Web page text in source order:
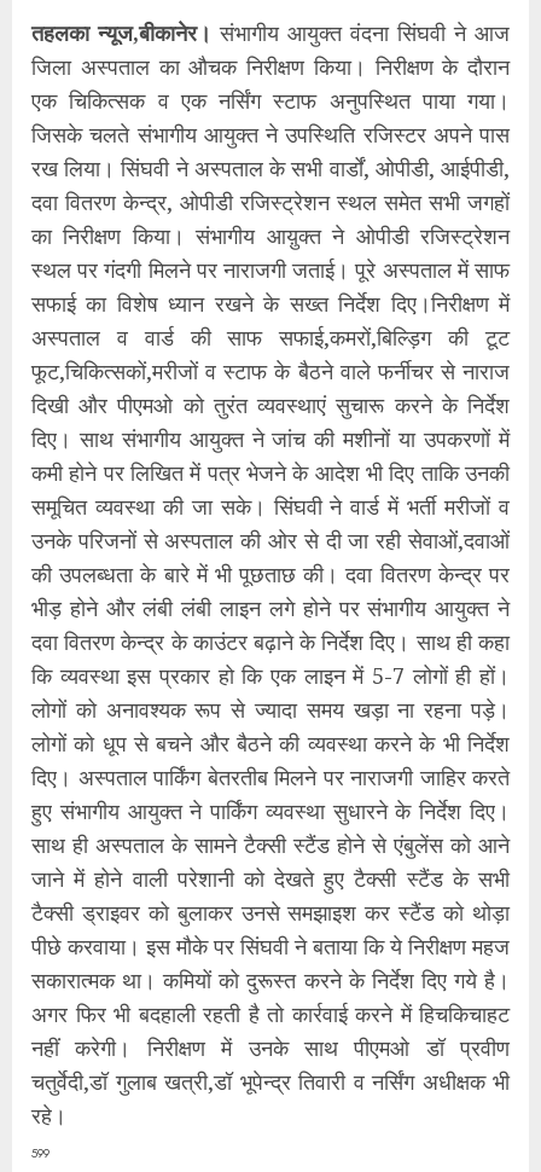
तहलका न्यूज,बीकानेर। संभागीय आयुक्त वंदना सिंघवी ने आज
जिला अस्पताल का औचक निरीक्षण किया। निरीक्षण के दौरान
एक चिकित्सक व एक नर्सिंग स्टाफ अनुपस्थित पाया गया।
जिसके चलते संभागीय आयुक्त ने उपस्थिति रजिस्टर अपने पास
रख लिया। सिंघवी ने अस्पताल के सभी वार्डों, ओपीडी, आईपीडी,
दवा वितरण केन्द्र, ओपीडी रजिस्ट्रेशन स्थल समेत सभी जगहों
का निरीक्षण किया। संभागीय आय़ुक्त ने ओपीडी रजिस्ट्रेशन
स्थल पर गंदगी मिलने पर नाराजगी जताई। पूरे अस्पताल में साफ
सफाई का विशेष ध्यान रखने के सख्त निर्देश दिए।निरीक्षण में
अस्पताल व वार्ड की साफ सफाई,कमरों,बिल्ड़िग की टूट
फूट,चिकित्सकों,मरीजों व स्टाफ के बैठने वाले फर्नीचर से नाराज
दिखी और पीएमओ को तुरंत व्यवस्थाएं सुचारू करने के निर्देश
दिए। साथ संभागीय आयुक्त ने जांच की मशीनों या उपकरणों में
कमी होने पर लिखित में पत्र भेजने के आदेश भी दिए ताकि उनकी
समूचित व्यवस्था की जा सके। सिंघवी ने वार्ड में भर्ती मरीजों व
उनके परिजनों से अस्पताल की ओर से दी जा रही सेवाओं,दवाओं
की उपलब्धता के बारे में भी पूछताछ की। दवा वितरण केन्द्र पर
भीड़ होने और लंबी लंबी लाइन लगे होने पर संभागीय आयुक्त ने
दवा वितरण केन्द्र के काउंटर बढ़ाने के निर्देश दिेए। साथ ही कहा
कि व्यवस्था इस प्रकार हो कि एक लाइन में 5-7 लोगों ही हों।
लोगों को अनावश्यक रूप से ज्यादा समय खड़ा ना रहना पड़े।
लोगों को धूप से बचने और बैठने की व्यवस्था करने के भी निर्देश
दिए। अस्पताल पार्किंग बेतरतीब मिलने पर नाराजगी जाहिर करते
हुए संभागीय आयुक्त ने पार्किंग व्यवस्था सुधारने के निर्देश दिए।
साथ ही अस्पताल के सामने टैक्सी स्टैंड होने से एंबुलेंस को आने
जाने में होने वाली परेशानी को देखते हुए टैक्सी स्टैंड के सभी
टैक्सी ड्राइवर को बुलाकर उनसे समझाइश कर स्टैंड को थोड़ा
पीछे करवाया। इस मौके पर सिंघवी ने बताया कि ये निरीक्षण महज
सकारात्मक था। कमियों को दुरूस्त करने के निर्देश दिए गये है।
अगर फिर भी बदहाली रहती है तो कार्रवाई करने में हिचकिचाहट
नहीं करेगी। निरीक्षण में उनके साथ पीएमओ डॉ प्रवीण
चतुर्वेदी,डॉ गुलाब खत्री,डॉ भूपेन्द्र तिवारी व नर्सिंग अधीक्षक भी
रहे।
599